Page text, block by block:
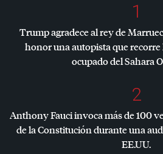
1
Trump agradece al rey de
honor una autopista que
ocupado del Sahara
2
Anthony Fauci invoca más de 100
de la Constitución durante una
EE.UU.